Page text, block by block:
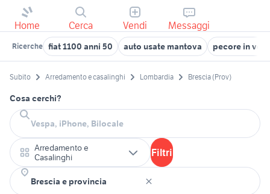
Home Cerca Vendi Messaggi
Ricerche fiat 1100 anni 50 auto usate mantova pecore in
Subito Arredamento e casalinghi Lombardia Brescia (Prov)
Cosa cerchi?
Arredamento e
Casalinghi
Filtri